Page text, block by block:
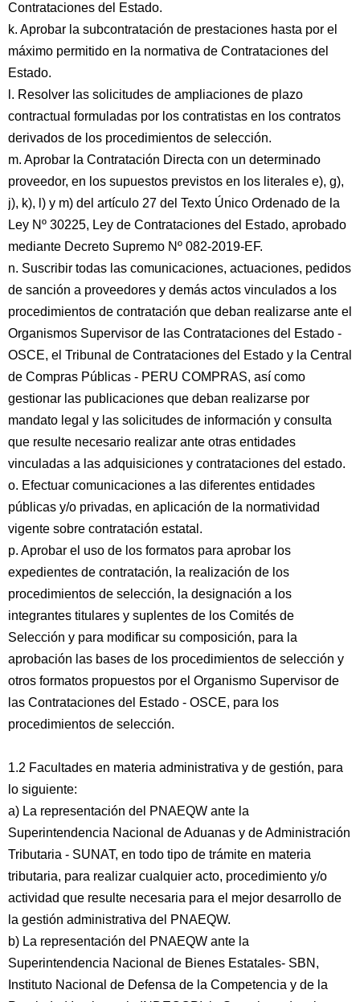
Contrataciones del Estado.
k. Aprobar la subcontratación de prestaciones hasta por el
máximo permitido en la normativa de Contrataciones del
Estado.
l. Resolver las solicitudes de ampliaciones de plazo
contractual formuladas por los contratistas en los contratos
derivados de los procedimientos de selección.
m. Aprobar la Contratación Directa con un determinado
proveedor, en los supuestos previstos en los literales e), g),
j), k), l) y m) del artículo 27 del Texto Único Ordenado de la
Ley Nº 30225, Ley de Contrataciones del Estado, aprobado
mediante Decreto Supremo Nº 082-2019-EF.
n. Suscribir todas las comunicaciones, actuaciones, pedidos
de sanción a proveedores y demás actos vinculados a los
procedimientos de contratación que deban realizarse ante el
Organismos Supervisor de las Contrataciones del Estado -
OSCE, el Tribunal de Contrataciones del Estado y la Central
de Compras Públicas - PERU COMPRAS, así como
gestionar las publicaciones que deban realizarse por
mandato legal y las solicitudes de información y consulta
que resulte necesario realizar ante otras entidades
vinculadas a las adquisiciones y contrataciones del estado.
o. Efectuar comunicaciones a las diferentes entidades
públicas y/o privadas, en aplicación de la normatividad
vigente sobre contratación estatal.
p. Aprobar el uso de los formatos para aprobar los
expedientes de contratación, la realización de los
procedimientos de selección, la designación a los
integrantes titulares y suplentes de los Comités de
Selección y para modificar su composición, para la
aprobación las bases de los procedimientos de selección y
otros formatos propuestos por el Organismo Supervisor de
las Contrataciones del Estado - OSCE, para los
procedimientos de selección.
1.2 Facultades en materia administrativa y de gestión, para
lo siguiente:
a) La representación del PNAEQW ante la
Superintendencia Nacional de Aduanas y de Administración
Tributaria - SUNAT, en todo tipo de trámite en materia
tributaria, para realizar cualquier acto, procedimiento y/o
actividad que resulte necesaria para el mejor desarrollo de
la gestión administrativa del PNAEQW.
b) La representación del PNAEQW ante la
Superintendencia Nacional de Bienes Estatales- SBN,
Instituto Nacional de Defensa de la Competencia y de la